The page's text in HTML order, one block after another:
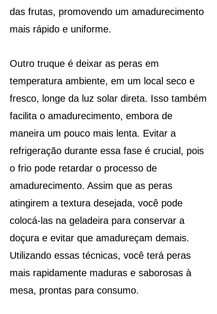
das frutas, promovendo um amadurecimento
mais rápido e uniforme.
Outro truque é deixar as peras em
temperatura ambiente, em um local seco e
fresco, longe da luz solar direta. Isso também
facilita o amadurecimento, embora de
maneira um pouco mais lenta. Evitar a
refrigeração durante essa fase é crucial, pois
o frio pode retardar o processo de
amadurecimento. Assim que as peras
atingirem a textura desejada, você pode
colocá-las na geladeira para conservar a
doçura e evitar que amadureçam demais.
Utilizando essas técnicas, você terá peras
mais rapidamente maduras e saborosas à
mesa, prontas para consumo.